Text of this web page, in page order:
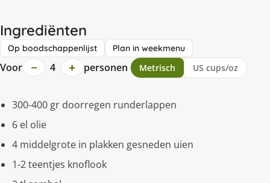
Ingrediënten
Op boodschappenlijst Plan in weekmenu
Voor − 4 + personen Metrisch US cups/oz
300-400 gr doorregen runderlappen
6 el olie
4 middelgrote in plakken gesneden uien
1-2 teentjes knoflook